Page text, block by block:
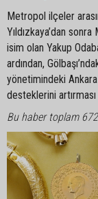
Metropol ilçeler
Yıldızkaya’dan
isim olan Yakup
ardından,
yönetimindeki
desteklerini
Bu haber toplam